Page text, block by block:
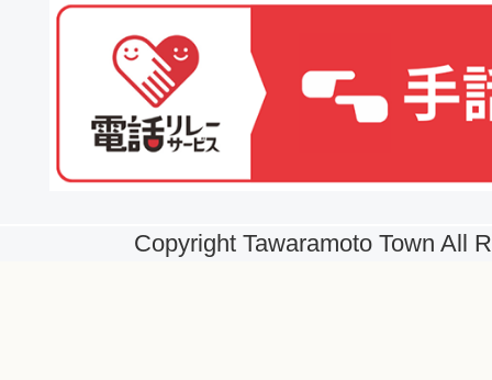
Copyright Tawaramoto Town All